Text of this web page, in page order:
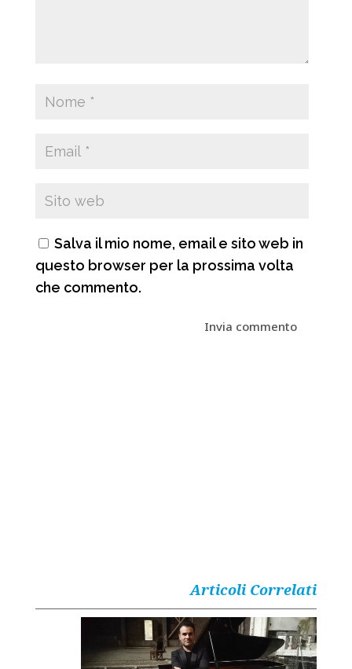
Salva il mio nome, email e sito web in
questo browser per la prossima volta
che commento.
Articoli Correlati